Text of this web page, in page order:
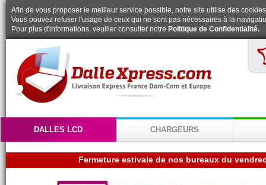
Afin de vous proposer le meilleur service possible, notre site utilise des
Vous pouvez refuser l'usage de ceux qui ne sont pas nécessaires à la
Pour plus d'informations, veuiller consulter notre Politique de Confidentialité.
DALLES LCD CHARGEURS